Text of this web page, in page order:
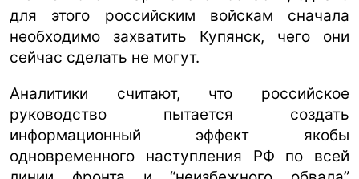
для этого российским войскам сначала
необходимо захватить Купянск, чего они
сейчас сделать не могут.
Аналитики считают, что российское
руководство пытается создать
информационный эффект якобы
одновременного наступления РФ по всей